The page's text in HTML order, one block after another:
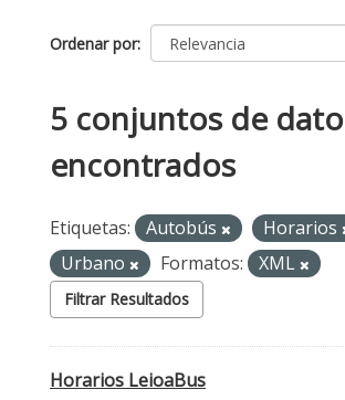
Ordenar por
5 conjuntos de
encontrados
Etiquetas: Autobús
Horarios
Urbano
Formatos: XML
Filtrar Resultados
Horarios LeioaBus